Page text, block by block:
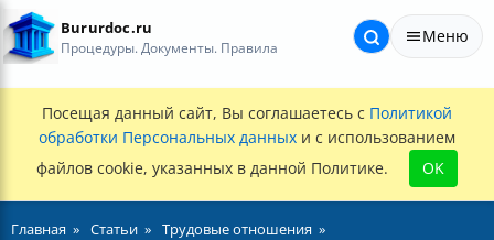
Bururdoc.ru
Процедуры. Документы. Правила
Меню
Посещая данный сайт, Вы соглашаетесь с Политикой
обработки Персональных данных и с использованием
файлов cookie, указанных в данной Политике.
OK
Главная Статьи
Трудовые отношения